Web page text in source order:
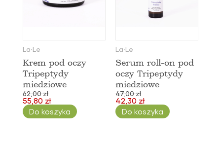
La∙Le
Krem pod oczy
Tripeptydy
miedziowe
62,00 zł
55,80 zł
Do koszyka
La∙Le
Serum roll-on pod
oczy Tripeptydy
miedziowe
47,00 zł
42,30 zł
Do koszyka